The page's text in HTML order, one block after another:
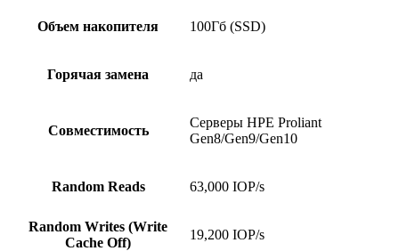
Объем накопителя 100Гб (SSD)
Горячая замена да
Совместимость
Серверы HPE Proliant
Gen8/Gen9/Gen10
Random Reads 63,000 IOP/s
Random Writes (Write
Cache Off)
19,200 IOP/s